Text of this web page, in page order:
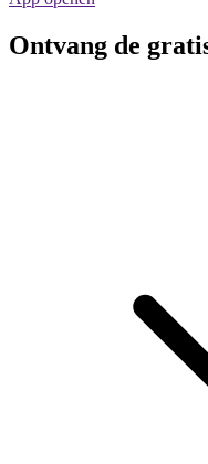
Ontvang de